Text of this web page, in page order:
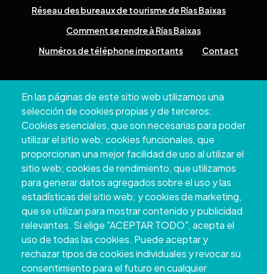
En las páginas de este sitio web utilizamos una
selección de cookies propias y de terceros:
Cookies esenciales, que son necesarias para poder
utilizar el sitio web; cookies funcionales, que
proporcionan una mejor facilidad de uso al utilizar el
sitio web; cookies de rendimiento, que utilizamos
para generar datos agregados sobre el uso y las
estadísticas del sitio web; y cookies de marketing,
que se utilizan para mostrar contenido y publicidad
relevantes. Si elige "ACEPTAR TODO", acepta el
uso de todas las cookies. Puede aceptar y
rechazar tipos de cookies individuales y revocar su
consentimiento para el futuro en cualquier
Réseau des bureaux de tourisme de Rías Baixas
Comment se rendre à Rías Baixas
Numéros de téléphone importants
Contact
Pontevedra
+34 986 804 100 | +34 986 804 124
Copyright © 2026. Conseil provincial de